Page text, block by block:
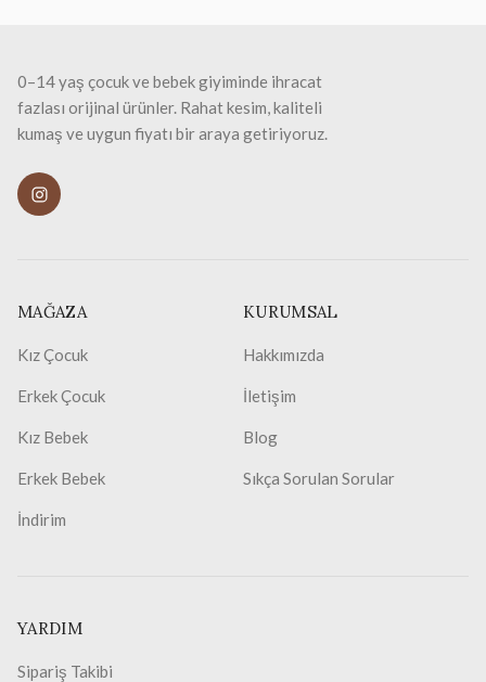
0–14 yaş çocuk ve bebek giyiminde ihracat
fazlası orijinal ürünler. Rahat kesim, kaliteli
kumaş ve uygun fiyatı bir araya getiriyoruz.
MAĞAZA
Kız Çocuk
Erkek Çocuk
Kız Bebek
Erkek Bebek
İndirim
KURUMSAL
Hakkımızda
İletişim
Blog
Sıkça Sorulan Sorular
YARDIM
Sipariş Takibi